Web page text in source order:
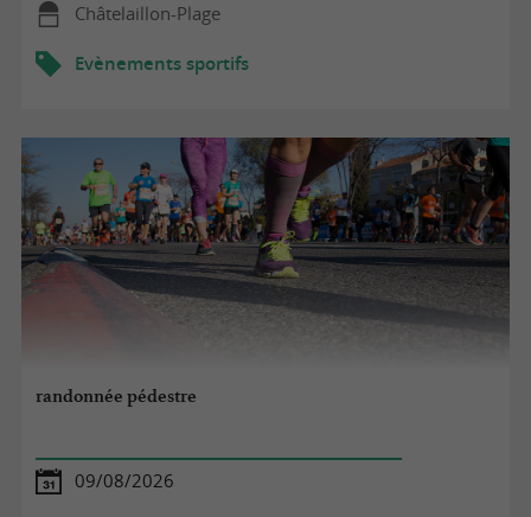
Châtelaillon-Plage
Evènements sportifs
randonnée pédestre
09/08/2026